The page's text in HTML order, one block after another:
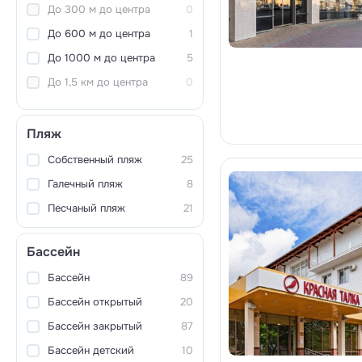
До 300 м до центра
0
До 600 м до центра
1
До 1000 м до центра
5
До 1,5 км до центра
0
Пляж
Собственный пляж
25
Галечный пляж
8
Песчаный пляж
21
Бассейн
Бассейн
89
Бассейн открытый
20
Бассейн закрытый
87
Бассейн детский
10